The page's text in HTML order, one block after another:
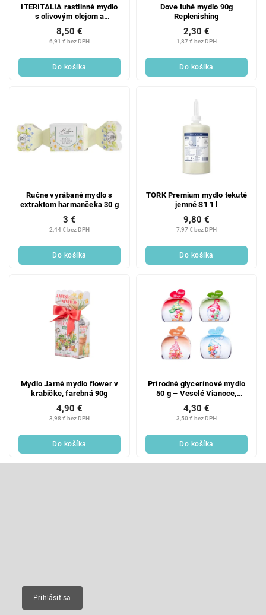
ITERITALIA rastlinné mydlo
s olivovým olejom a
jazmín a santalové drevo,
175 g
6,91 € bez DPH
8,50 €
Do košíka
Dove tuhé mydlo 90g
Replenishing
1,87 € bez DPH
2,30 €
Do košíka
Ručne vyrábané mydlo s
extraktom harmančeka 30 g
2,44 € bez DPH
3 €
Do košíka
TORK Premium mydlo tekuté
jemné S1 1 l
7,97 € bez DPH
9,80 €
Do košíka
Mydlo Jarné mydlo flower v
krabičke, farebná 90g
3,98 € bez DPH
4,90 €
Do košíka
Prírodné glycerínové mydlo
50 g – Veselé Vianoce,
škriatok v krabičke (mix
farieb)
3,50 € bez DPH
4,30 €
Do košíka
Prihlásiť sa